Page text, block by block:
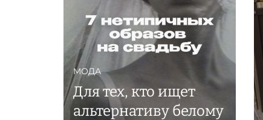
МОДА
Для тех, кто ищет
альтернативу белому